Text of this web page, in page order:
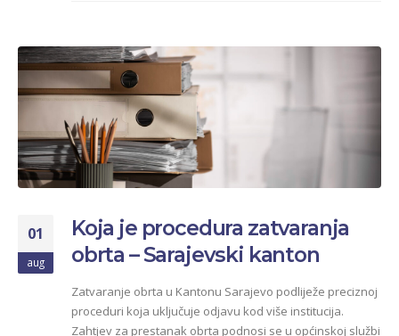
01
aug
Koja je procedura zatvaranja
obrta – Sarajevski kanton
Zatvaranje obrta u Kantonu Sarajevo podliježe preciznoj
proceduri koja uključuje odjavu kod više institucija.
Zahtjev za prestanak obrta podnosi se u općinskoj službi